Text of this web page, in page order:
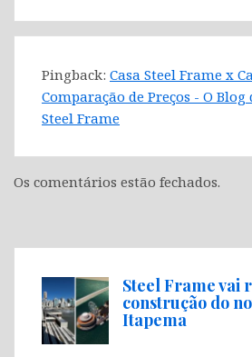
Pingback: Casa Steel Frame x
Comparação de Preços - O
Steel Frame
Os comentários estão fechados.
Steel Frame vai
construção do
Itapema